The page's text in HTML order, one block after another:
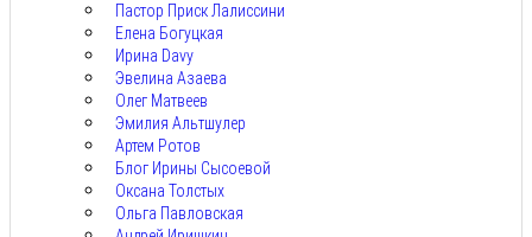
Пастор Приск Лалиссини
Елена Богуцкая
Ирина Davy
Эвелина Азаева
Олег Матвеев
Эмилия Альтшулер
Артем Ротов
Блог Ирины Сысоевой
Оксана Толстых
Ольга Павловская